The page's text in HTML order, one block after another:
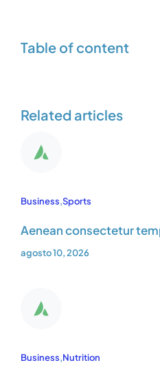
Table of content
Related articles
Business,Sports
Aenean consectetur
agosto 10, 2026
Business,Nutrition